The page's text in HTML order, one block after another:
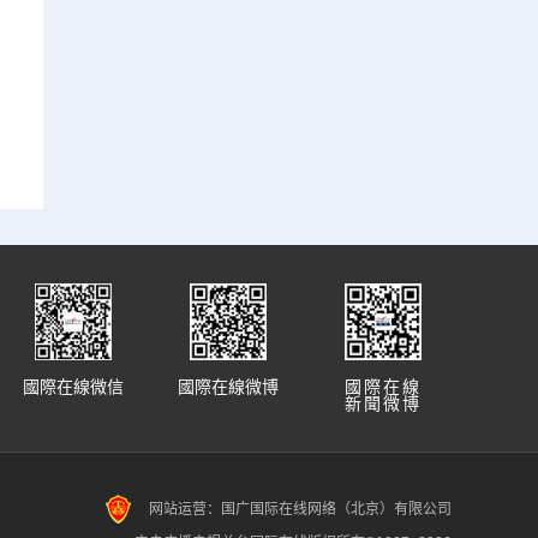
國際在線
新聞微博
國際在線微博
國際在線微信
网站运营：国广国际在线网络（北京）有限公司